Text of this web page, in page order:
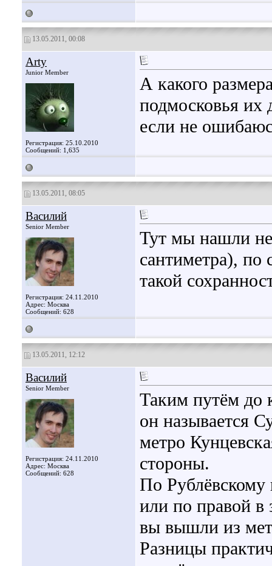
13.05.2011, 00:08
Arty
Junior Member
Регистрация: 25.10.2010
Сообщений: 1,635
А какого
подмосковья их
если не
13.05.2011, 08:05
Василий
Senior Member
Регистрация: 24.11.2010
Адрес: Москва
Сообщений: 628
Тут мы нашли не
сантиметра),
такой
13.05.2011, 12:12
Василий
Senior Member
Регистрация: 24.11.2010
Адрес: Москва
Сообщений: 628
Таким путём до
он называется
метро
стороны.
По Рублёвскому
или по правой в
вы вышли из
Разницы